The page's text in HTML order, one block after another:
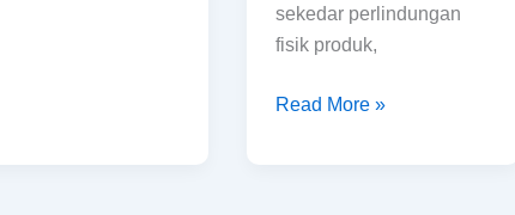
sekedar perlindungan
fisik produk,
Read More »